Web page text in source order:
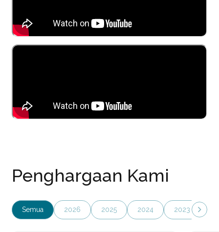
Penghargaan Kami
Semua 2026 2025 2024 2023